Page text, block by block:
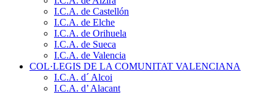
I.C.A. de Castellón
I.C.A. de Elche
I.C.A. de Orihuela
I.C.A. de Sueca
I.C.A. de Valencia
COL·LEGIS DE LA COMUNITAT VALENCIANA
I.C.A. d´ Alcoi
I.C.A. d’ Alacant